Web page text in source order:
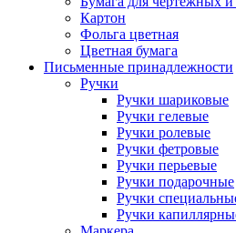
Картон
Фольга цветная
Цветная бумага
Письменные принадлежности
Ручки
Ручки шариковые
Ручки гелевые
Ручки ролевые
Ручки фетровые
Ручки перьевые
Ручки подарочные
Ручки
Ручки